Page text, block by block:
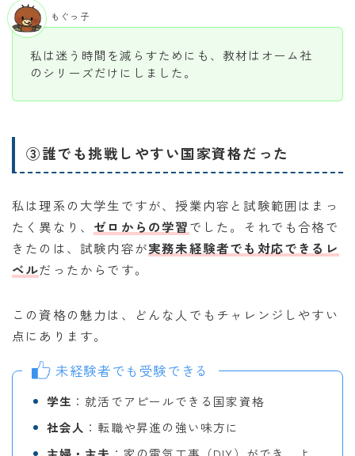
私は迷う時間を減らすためにも、教材はオーム社
のシリーズだけにしました。
もぐっ子
③誰でも挑戦しやすい国家資格だった
私は理系の大学生ですが、授業内容と試験範囲はまっ
たく異なり、 ゼロからの学習でした。それでも合格で
きたのは、試験内容が実務未経験者でも対応できるレ
ベルだったからです。
この資格の魅力は、どんな人でもチャレンジしやすい
点にあります。
未経験者でも受験できる
学生 ：就活でアピールできる国家資格
社会人 ：転職や昇進の強い味方に